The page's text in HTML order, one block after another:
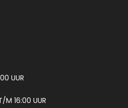
UUR
M 16:00 UUR